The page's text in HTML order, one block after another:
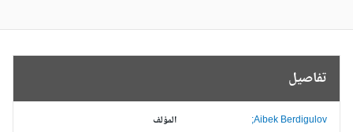
تفاصيل
المؤلف Aibek Berdigulov;